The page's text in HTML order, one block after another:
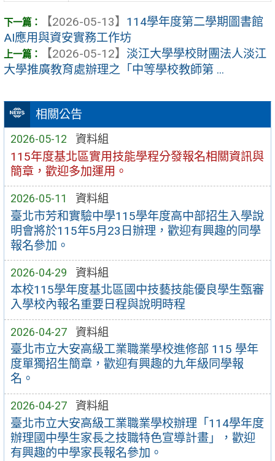
相關公告
2026-05-12 資料組
115年度基北區實用技能學程分發報名相關資訊與
簡章，歡迎多加運用。
2026-05-11 資料組
臺北市芳和實驗中學115學年度高中部招生入學說
明會將於115年5月23日辦理，歡迎有興趣的同學
報名參加。
2026-04-29 資料組
本校115學年度基北區國中技藝技能優良學生甄審
入學校內報名重要日程與說明時程
2026-04-27 資料組
臺北市立大安高級工業職業學校進修部 115 學年
度單獨招生簡章，歡迎有興趣的九年級同學報
名。
2026-04-27 資料組
臺北市立大安高級工業職業學校辦理「114學年度
辦理國中學生家長之技職特色宣導計畫」，歡迎
有興趣的中學家長報名參加。
【2026-05-13】 114學年度第二學期圖書館
AI應用與資安實務工作坊
【2026-05-12】 淡江大學學校財團法人淡江
大學推廣教育處辦理之「中等學校教師第 ...